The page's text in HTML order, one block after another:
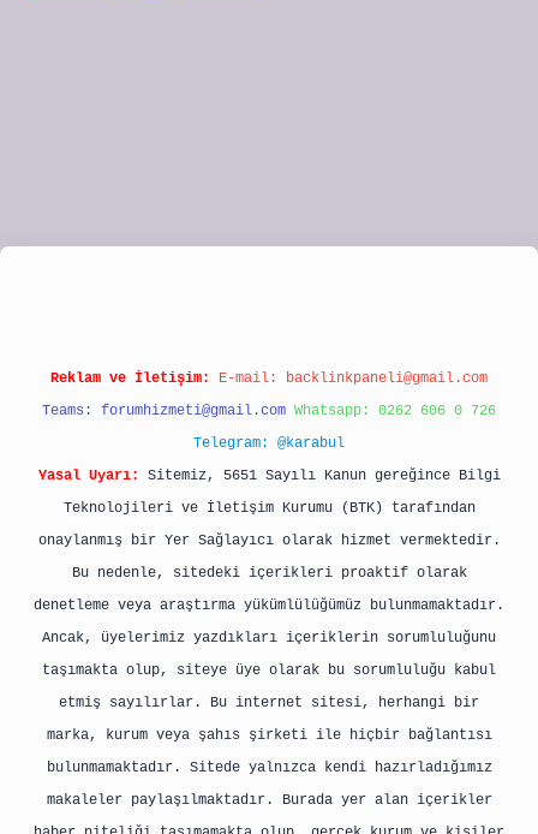
Reklam ve İletişim: E-mail: backlinkpaneli@gmail.com
Teams: forumhizmeti@gmail.com Whatsapp: 0262 606 0 726
Telegram: @karabul
Yasal Uyarı:
Sitemiz, 5651 Sayılı Kanun gereğince Bilgi
Teknolojileri ve İletişim Kurumu (BTK) tarafından
onaylanmış bir Yer Sağlayıcı olarak hizmet vermektedir.
Bu nedenle, sitedeki içerikleri proaktif olarak
denetleme veya araştırma yükümlülüğümüz bulunmamaktadır.
Ancak, üyelerimiz yazdıkları içeriklerin sorumluluğunu
taşımakta olup, siteye üye olarak bu sorumluluğu kabul
etmiş sayılırlar. Bu internet sitesi, herhangi bir
marka, kurum veya şahıs şirketi ile hiçbir bağlantısı
bulunmamaktadır. Sitede yalnızca kendi hazırladığımız
makaleler paylaşılmaktadır. Burada yer alan içerikler